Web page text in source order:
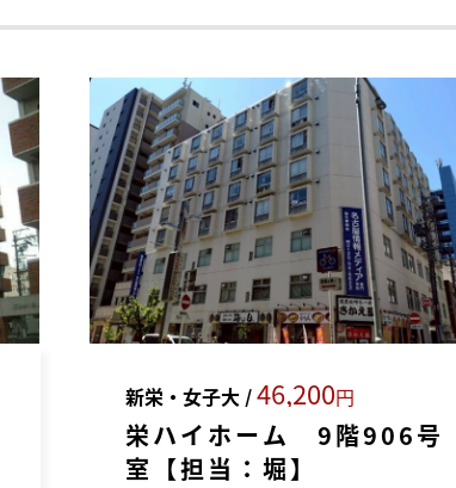
新栄・女子大 /46,200円
栄ハイホーム 9階906号
室【担当：堀】